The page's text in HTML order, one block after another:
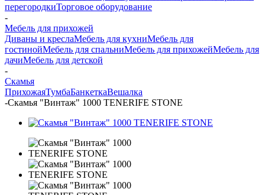
перегородкиТорговое оборудование
-
Мебель для прихожей
Диваны и креслаМебель для кухниМебель для
гостинойМебель для спальниМебель для прихожейМебель для
дачиМебель для детской
-
Скамья
ПрихожаяТумбаБанкеткаВешалка
-Скамья "Винтаж" 1000 TENERIFE STONE